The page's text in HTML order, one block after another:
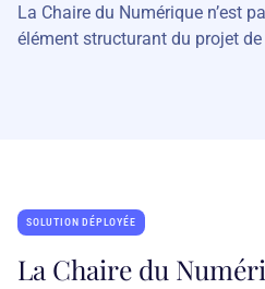
La Chaire du Numérique n’est
élément structurant du projet de
SOLUTION DÉPLOYÉE
La Chaire du